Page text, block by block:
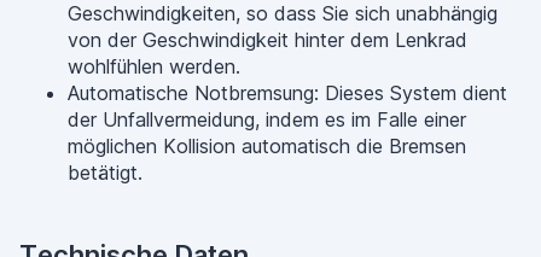
Geschwindigkeiten, so dass Sie sich unabhängig
von der Geschwindigkeit hinter dem Lenkrad
wohlfühlen werden.
Automatische Notbremsung: Dieses System dient
der Unfallvermeidung, indem es im Falle einer
möglichen Kollision automatisch die Bremsen
betätigt.